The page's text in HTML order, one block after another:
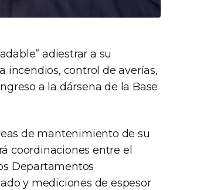
adiestrar a su
incendios, control de averías,
a la dársena de la Base
de mantenimiento de su
coordinaciones entre el
Departamentos
y mediciones de espesor